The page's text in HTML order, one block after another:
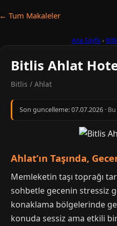
← Tum Makaleler
Ana Sayfa ›
Bitlis Ahlat
Bitlis / Ahlat
Son guncelleme:07.07.2026 ·
Ahlat’ın Taşında,
Memleketin taşı toprağı
sohbetle gecenin stressiz
konaklama bölgelerinde
konuda sessiz ama etkili bir